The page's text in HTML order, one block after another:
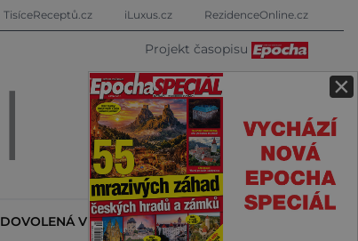
×
TisíceReceptů.cz iLuxus.cz RezidenceOnline.cz
Projekt časopisu
DOVOLENÁ V ZAHRANIČÍ KALENDÁŘ AKCÍ